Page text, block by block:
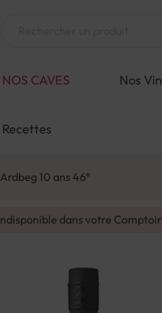
NOS CAVES Nos
Recettes
10 ans 46°
dans votre